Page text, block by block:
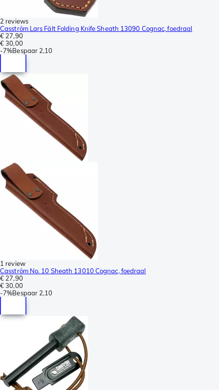
2 reviews
Casström Lars Fält Folding Knife Sheath 13090 Cognac, foedraal
€ 27,90
€ 30,00
-7%Bespaar 2,10
1 review
Casström No. 10 Sheath 13010 Cognac, foedraal
€ 27,90
€ 30,00
-7%Bespaar 2,10